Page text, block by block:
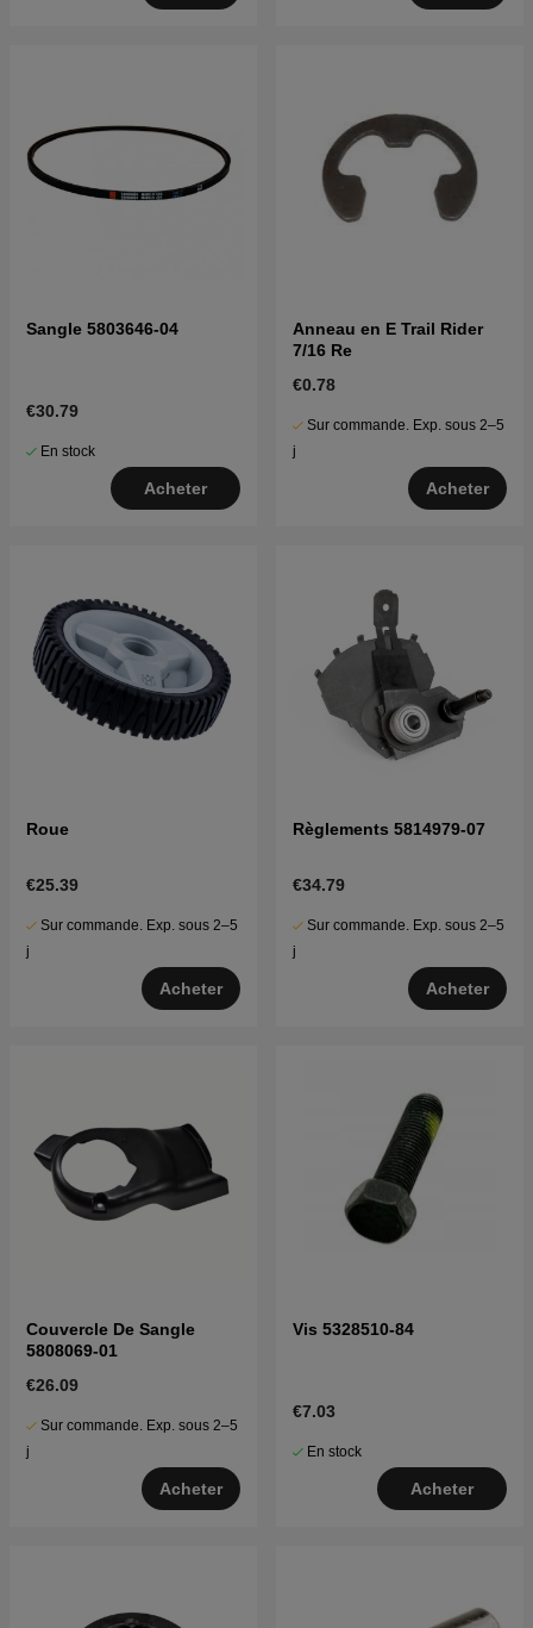
Sangle 5803646-04
€30.79
En stock
Acheter
Anneau en E Trail Rider
7/16 Re
€0.78
Sur commande. Exp. sous 2–5
j
Acheter
Roue
€25.39
Sur commande. Exp. sous 2–5
j
Acheter
Règlements 5814979-07
€34.79
Sur commande. Exp. sous 2–5
j
Acheter
Couvercle De Sangle
5808069-01
€26.09
Sur commande. Exp. sous 2–5
j
Acheter
Vis 5328510-84
€7.03
En stock
Acheter